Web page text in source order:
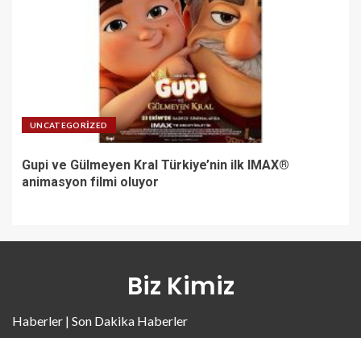
UNCATEGORIZED
Gupi ve Gülmeyen Kral Türkiye’nin ilk IMAX®
animasyon filmi oluyor
Biz Kimiz
Haberler | Son Dakika Haberler